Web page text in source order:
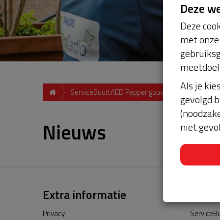
ServiceBuurtAED Peppengouw, 1351, Almere
Nieuws
Extra informatie
Privacy
Deze
Deze
met
Als je
gevolgd
niet